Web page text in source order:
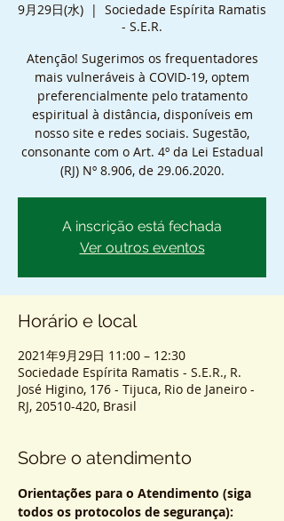
9月29日(水)
  |
Sociedade Espírita Ramatis
- S.E.R.
Atenção! Sugerimos os frequentadores
mais vulneráveis à COVID-19, optem
preferencialmente pelo tratamento
espiritual à distância, disponíveis em
nosso site e redes sociais. Sugestão,
consonante com o Art. 4º da Lei Estadual
(RJ) Nº 8.906, de 29.06.2020.
A inscrição está fechada
Ver outros eventos
Horário e local
2021年9月29日 11:00 – 12:30
Sociedade Espírita Ramatis - S.E.R., R.
José Higino, 176 - Tijuca, Rio de Janeiro -
RJ, 20510-420, Brasil
Sobre o atendimento
Orientações para o Atendimento (siga
todos os protocolos de segurança):